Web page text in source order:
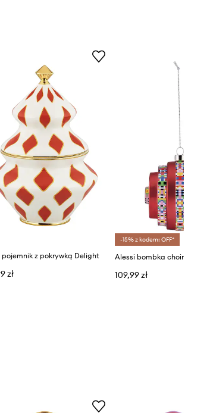
pojemnik z pokrywką Delight
zł
-15% z kodem: OFF*
Alessi bombka choinkowa
109,99 zł